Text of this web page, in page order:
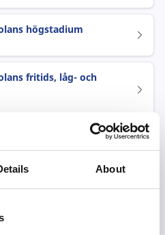
About
högstadium
fritids, låg- och